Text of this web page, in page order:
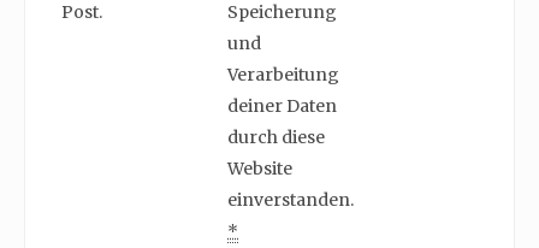
Post.
Speicherung
und
Verarbeitung
deiner Daten
durch diese
Website
einverstanden.
*